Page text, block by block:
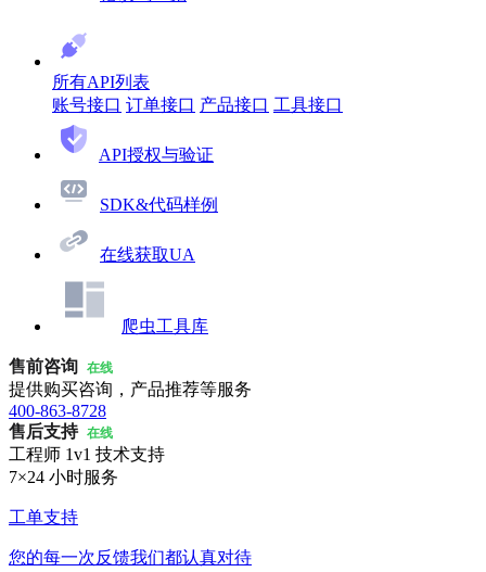
所有API列表
账号接口 订单接口 产品接口 工具接口
API授权与验证
SDK&代码样例
在线获取UA
爬虫工具库
售前咨询 在线
提供购买咨询，产品推荐等服务
400-863-8728
售后支持 在线
工程师 1v1 技术支持
7×24 小时服务
工单支持
您的每一次反馈我们都认真对待